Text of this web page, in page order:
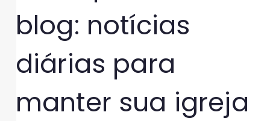
blog: notícias
diárias para
manter sua igreja